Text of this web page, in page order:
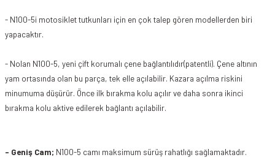
- N100-5i motosiklet tutkunları için en çok talep gören modellerden biri
yapacaktır.
- Nolan N100-5, yeni çift korumalı çene bağlantılıdır(patentli). Çene altının
yam ortasında olan bu parça, tek elle açılabilir. Kazara açılma riskini
minumuma düşürür. Önce ilk bırakma kolu açılır ve daha sonra ikinci
bırakma kolu aktive edilerek bağlantı açılabilir.
- Geniş Cam; N100-5 camı maksimum sürüş rahatlığı sağlamaktadır.